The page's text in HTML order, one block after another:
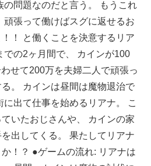
の問題なのだと言う。 もうこれ
張って働けばスグに返せるお
！ と働くことを決意するリア
での2ヶ月間で、 カインが100
せて200万を夫婦二人で頑張っ
。 カインは昼間は魔物退治で
出て仕事を始めるリアナ。 こ
いたおじさんや、 カインの家
出してくる。 果たしてリアナ
！？ ●ゲームの流れ: リアナは